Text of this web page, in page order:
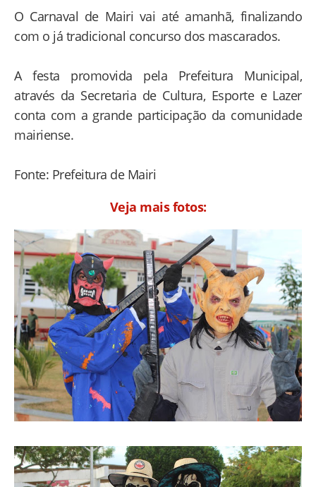
O Carnaval de Mairi vai até amanhã, finalizando
com o já tradicional concurso dos mascarados.
A festa promovida pela Prefeitura Municipal,
através da Secretaria de Cultura, Esporte e Lazer
conta com a grande participação da comunidade
mairiense.
Fonte: Prefeitura de Mairi
Veja mais fotos: